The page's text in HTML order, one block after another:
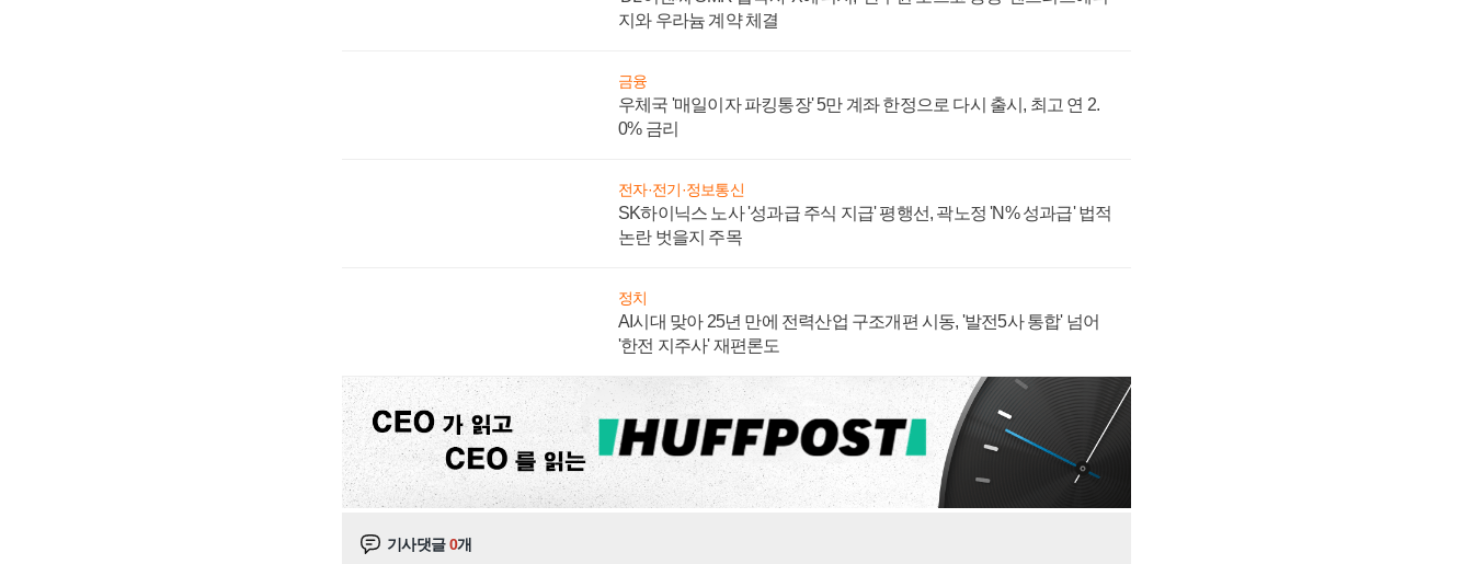
SK하이닉스 1주당 375원 현금배당 실시, 추가 주주환원 계획 9월 공
개 예정
내려
화학·에너지
'DL이앤씨 SMR 협력사' X에너지, '한수원 포스코 동맹' 센트러스에너
지와 우라늄 계약 체결
금융
우체국 '매일이자 파킹통장' 5만 계좌 한정으로 다시 출시, 최고 연 2.
0% 금리